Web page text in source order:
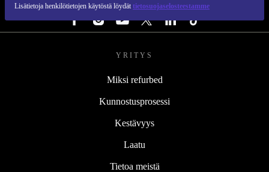
Lisätietoja henkilötietojen käytöstä löydät tietosuojaselosteestamme
YRITYS
Miksi refurbed
Kunnostusprosessi
Kestävyys
Laatu
Tietoa meistä